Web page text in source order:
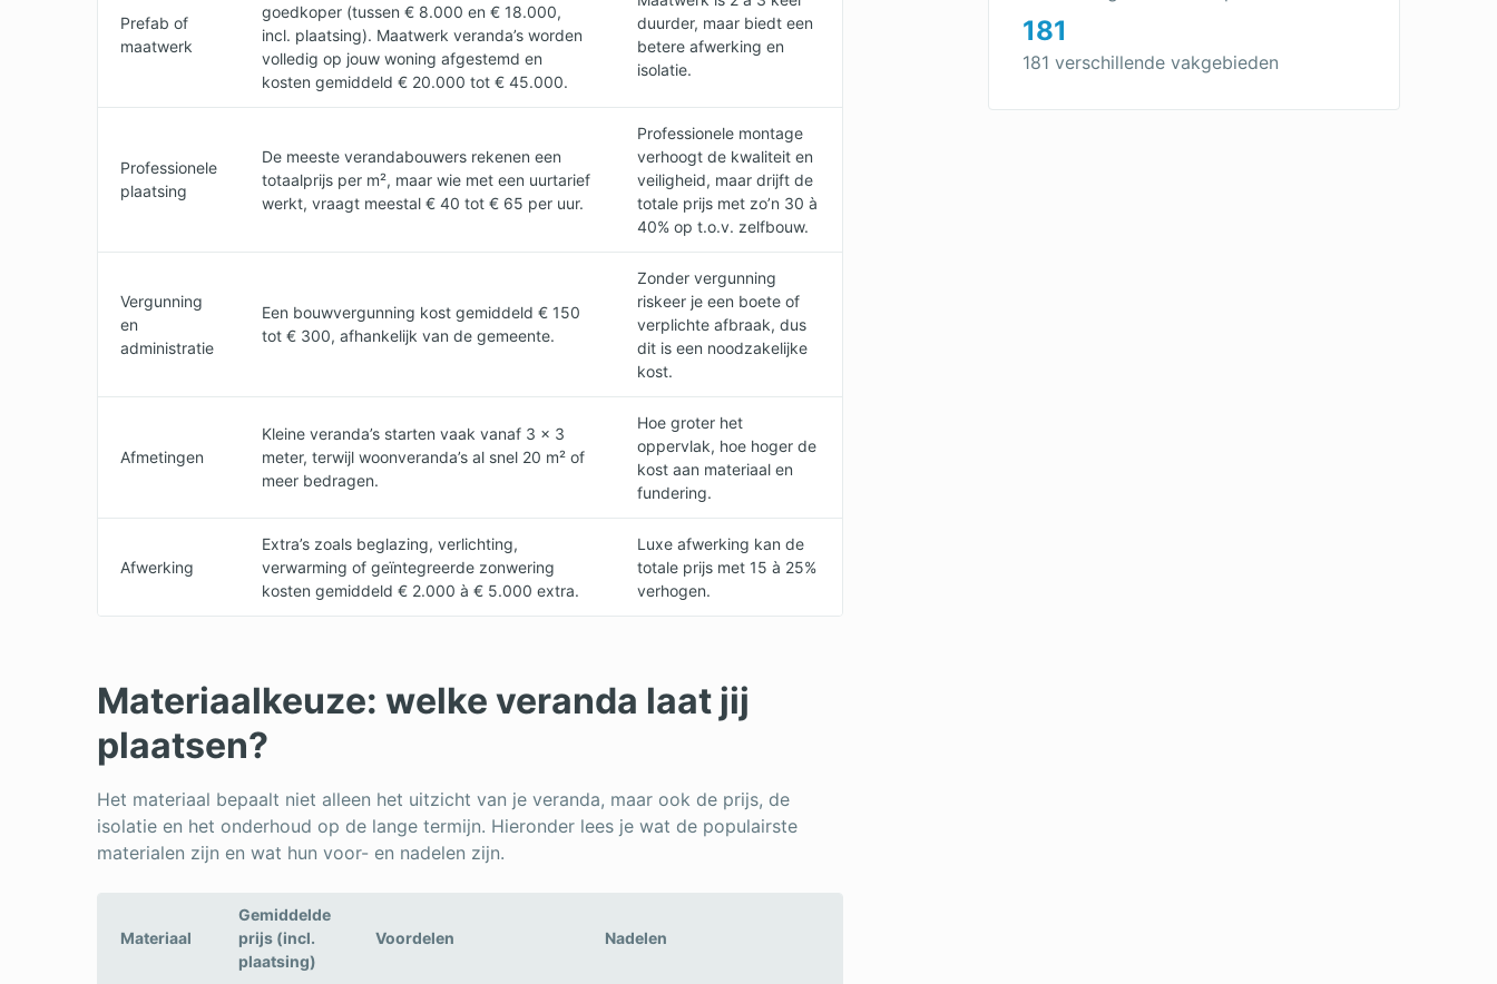
Prefab of
maatwerk
goedkoper (tussen € 8.000 en € 18.000,
incl. plaatsing). Maatwerk veranda’s worden
volledig op jouw woning afgestemd en
kosten gemiddeld € 20.000 tot € 45.000.
duurder, maar biedt een
betere afwerking en
isolatie.
Professionele
plaatsing
De meeste verandabouwers rekenen een
totaalprijs per m², maar wie met een uurtarief
werkt, vraagt meestal € 40 tot € 65 per uur.
Professionele montage
verhoogt de kwaliteit en
veiligheid, maar drijft de
totale prijs met zo’n 30 à
40% op t.o.v. zelfbouw.
Vergunning
en
administratie
Een bouwvergunning kost gemiddeld € 150
tot € 300, afhankelijk van de gemeente.
Zonder vergunning
riskeer je een boete of
verplichte afbraak, dus
dit is een noodzakelijke
kost.
Afmetingen
Kleine veranda’s starten vaak vanaf 3 × 3
meter, terwijl woonveranda’s al snel 20 m² of
meer bedragen.
Hoe groter het
oppervlak, hoe hoger de
kost aan materiaal en
fundering.
Afwerking
Extra’s zoals beglazing, verlichting,
verwarming of geïntegreerde zonwering
kosten gemiddeld € 2.000 à € 5.000 extra.
Luxe afwerking kan de
totale prijs met 15 à 25%
verhogen.
Materiaalkeuze: welke veranda laat jij
plaatsen?
Het materiaal bepaalt niet alleen het uitzicht van je veranda, maar ook de prijs, de
isolatie en het onderhoud op de lange termijn. Hieronder lees je wat de populairste
materialen zijn en wat hun voor- en nadelen zijn.
Materiaal
Gemiddelde
prijs (incl.
plaatsing)
Voordelen Nadelen
181
181 verschillende vakgebieden